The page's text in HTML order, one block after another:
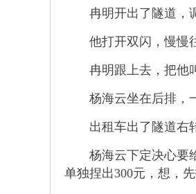
冉明开出了隧道，调
他打开双闪，慢慢往
冉明跟上去，把他叫
杨海云坐在后排，一
出租车出了隧道右转
杨海云下定决心要给
单独捏出300元，想，